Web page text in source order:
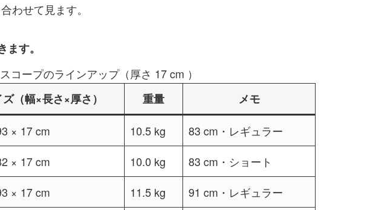
わせて見ます。
す。
スコープのラインアップ（厚さ 17 cm ）
（幅×長さ×厚さ） 重量 メモ
× 17 cm 10.5 kg
83 cm・レギュラー
× 17 cm 10.0 kg
83 cm・ショート
× 17 cm 11.5 kg 91 cm・レギュラー